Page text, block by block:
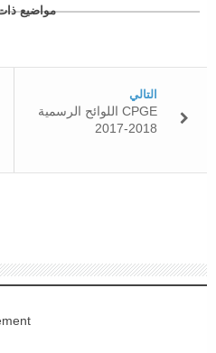
مواضيع
التالي
اللوائح الرسمية CPGE
2017-2018